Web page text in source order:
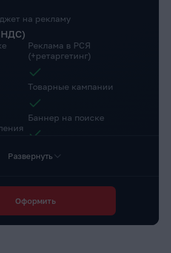
на рекламу
НДС)
Реклама в РСЯ
(+ретаргетинг)
Товарные кампании
Баннер на поиске
Коллтрекинг в подарок
сайта
для a/b теста
Маркировка рекламы
Развернуть
Оформить